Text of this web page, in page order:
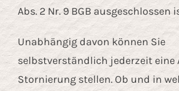
Abs. 2 Nr. 9 BGB ausgeschlossen
Unabhängig davon können Sie
selbstverständlich jederzeit eine
Stornierung stellen. Ob und in